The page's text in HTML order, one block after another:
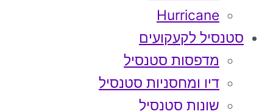
Hurricane
סטנסיל לקעקועים
מדפסות סטנסיל
דיו ומחסניות סטנסיל
שונות סטנסיל